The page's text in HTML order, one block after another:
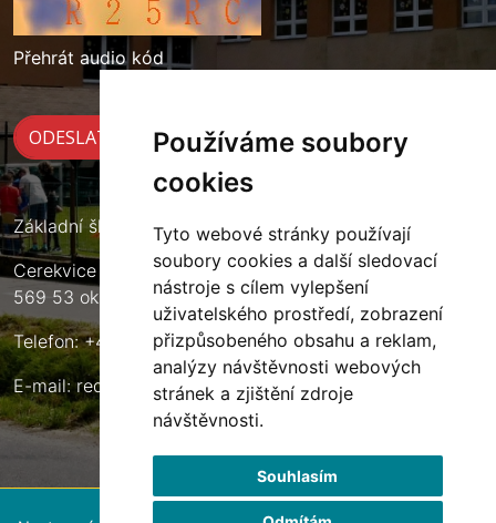
Používáme soubory
cookies
Tyto webové stránky používají
soubory cookies a další sledovací
nástroje s cílem vylepšení
uživatelského prostředí, zobrazení
přizpůsobeného obsahu a reklam,
analýzy návštěvnosti webových
stránek a zjištění zdroje
návštěvnosti.
Souhlasím
Přehrát audio kód
Základní škola Cerekvice nad Loučnou
Cerekvice nad Loučnou 135
569 53 okres Svitavy
Telefon: +420 461 633 140
E-mail:reditel@zscerekvice.cz